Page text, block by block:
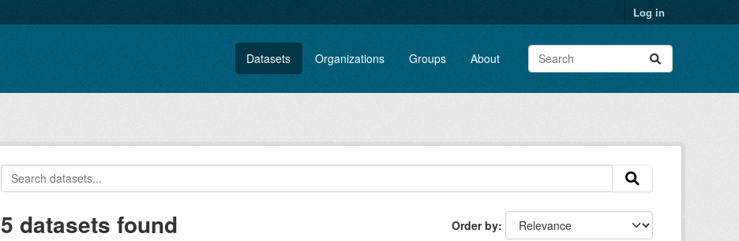
Log in
Datasets Organizations Groups About
Order by
5 datasets found